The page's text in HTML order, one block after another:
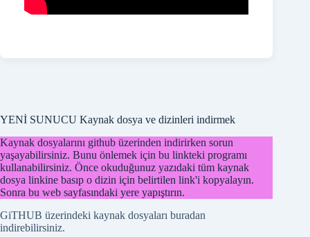
YENİ SUNUCU Kaynak dosya ve dizinleri indirmek
Kaynak dosyalarını github üzerinden indirirken sorun
yaşayabilirsiniz. Bunu önlemek için bu linkteki programı
kullanabilirsiniz. Önce okuduğunuz yazıdaki tüm kaynak
dosya linkine basıp o dizin için belirtilen link'i kopyalayın.
Sonra bu web sayfasındaki yere yapıştırın.
GiTHUB üzerindeki kaynak dosyaları buradan
indirebilirsiniz.